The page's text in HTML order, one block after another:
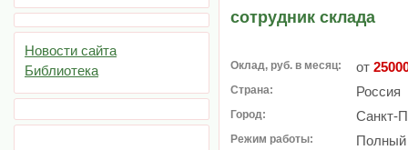
Новости сайта
Библиотека
сотрудник склада
Оклад, руб. в месяц: от
Страна: Россия
Город: Санкт-
Режим работы: Полный